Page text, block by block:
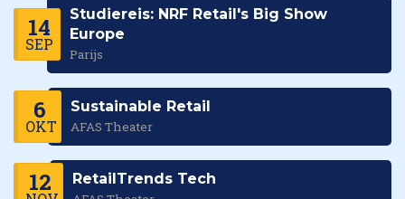
14
SEP
Studiereis: NRF Retail's Big Show
Europe
Parijs
6
OKT
Sustainable Retail
AFAS Theater
12 RetailTrends Tech